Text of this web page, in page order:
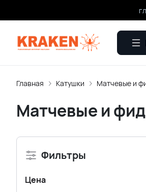
Главная Катушки Матчевые и
Матчевые и
Фильтры
Цена